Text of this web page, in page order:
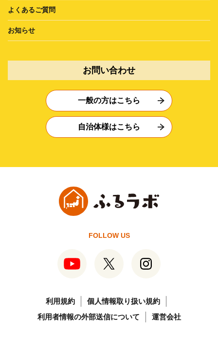
よくあるご質問
お知らせ
お問い合わせ
一般の方はこちら
自治体様はこちら
FOLLOW US
利用規約
個人情報取り扱い規約
利用者情報の外部送信について
運営会社